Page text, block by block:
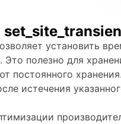
установить
Это полезно для
постоянного
истечения